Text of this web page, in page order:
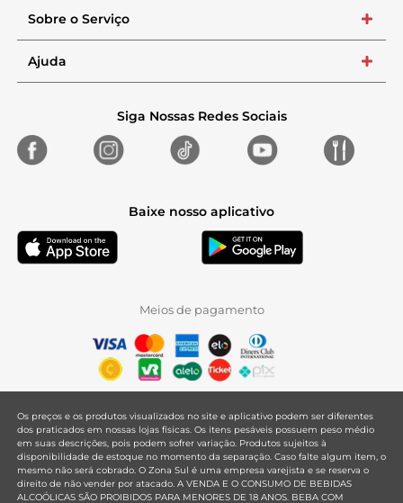
Sobre o Serviço +
Ajuda +
Siga Nossas Redes Sociais
Baixe nosso aplicativo
Meios de pagamento
Os preços e os produtos visualizados no site e aplicativo podem ser diferentes
dos praticados em nossas lojas físicas. Os itens pesáveis possuem peso médio
em suas descrições, pois podem sofrer variação. Produtos sujeitos à
disponibilidade de estoque no momento da separação. Caso falte algum item, o
mesmo não será cobrado. O Zona Sul é uma empresa varejista e se reserva o
direito de não vender por atacado. A VENDA E O CONSUMO DE BEBIDAS
ALCOÓLICAS SÃO PROIBIDOS PARA MENORES DE 18 ANOS. BEBA COM